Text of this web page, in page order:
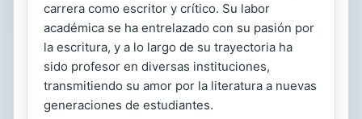
carrera como escritor y crítico. Su labor
académica se ha entrelazado con su pasión por
la escritura, y a lo largo de su trayectoria ha
sido profesor en diversas instituciones,
transmitiendo su amor por la literatura a nuevas
generaciones de estudiantes.